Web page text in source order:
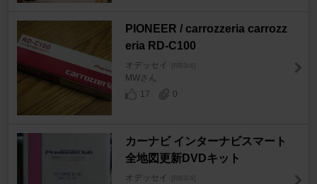
PIONEER / carrozzeria carrozz
eria RD-C100
オデッセイ [RB3/4]
MWさん
17
0
カーナビ インターナビスマート
全地図更新DVDキット
オデッセイ [RB3/4]